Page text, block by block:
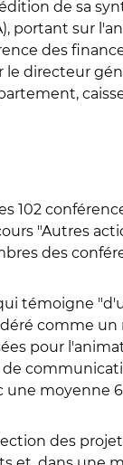
de sa
sur
des
directeur
"Autres
des
témoigne
comme un
pour
une moyenne
des